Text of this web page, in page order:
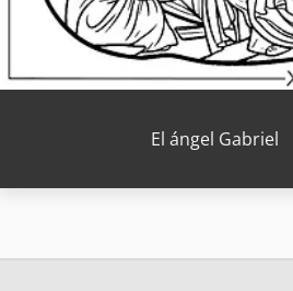
El ángel Gabriel